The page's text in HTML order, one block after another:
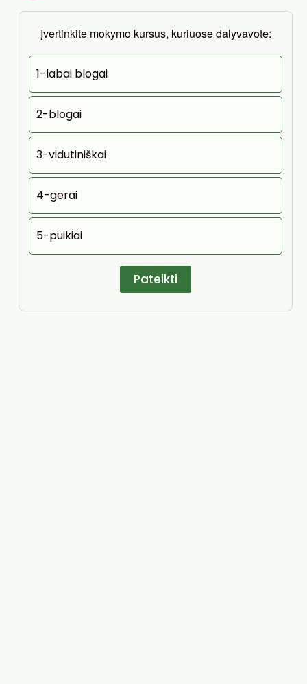
Įvertinkite mokymo kursus, kuriuose dalyvavote:
1-labai blogai
2-blogai
3-vidutiniškai
4-gerai
5-puikiai